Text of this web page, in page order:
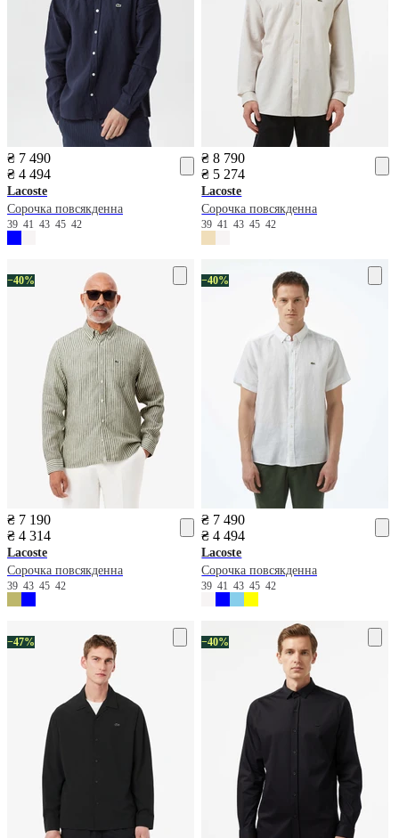
₴ 7 490
₴ 4 494
Lacoste
Сорочка повсякденна
39 41 43 45 42
₴ 8 790
₴ 5 274
Lacoste
Сорочка повсякденна
3941434542
−40%
₴ 7 190
₴ 4 314
Lacoste
Сорочка повсякденна
39 43 45 42
−40%
₴ 7 490
₴ 4 494
Lacoste
Сорочка повсякденна
3941434542
−47% −40%